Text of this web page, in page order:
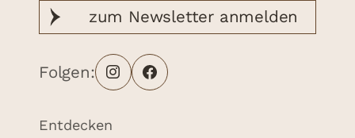
zum Newsletter anmelden
Folgen:
Entdecken